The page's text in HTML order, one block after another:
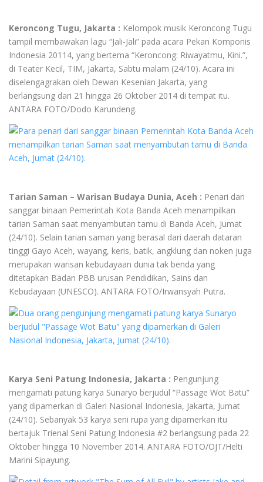
Keroncong Tugu, Jakarta : Kelompok musik Keroncong Tugu
tampil membawakan lagu “Jali-Jali” pada acara Pekan Komponis
Indonesia 20114, yang bertema “Keroncong: Riwayatmu, Kini.”,
di Teater Kecil, TIM, Jakarta, Sabtu malam (24/10). Acara ini
diselengagrakan oleh Dewan Kesenian Jakarta, yang
berlangsung dari 21 hingga 26 Oktober 2014 di tempat itu.
ANTARA FOTO/Dodo Karundeng.
Tarian Saman – Warisan Budaya Dunia, Aceh : Penari dari
sanggar binaan Pemerintah Kota Banda Aceh menampilkan
tarian Saman saat menyambutan tamu di Banda Aceh, Jumat
(24/10). Selain tarian saman yang berasal dari daerah dataran
tinggi Gayo Aceh, wayang, keris, batik, angklung dan noken juga
merupakan warisan kebudayaan dunia tak benda yang
ditetapkan Badan PBB urusan Pendidikan, Sains dan
Kebudayaan (UNESCO). ANTARA FOTO/Irwansyah Putra.
Karya Seni Patung Indonesia, Jakarta : Pengunjung
mengamati patung karya Sunaryo berjudul “Passage Wot Batu”
yang dipamerkan di Galeri Nasional Indonesia, Jakarta, Jumat
(24/10). Sebanyak 53 karya seni rupa yang dipamerkan itu
bertajuk Trienal Seni Patung Indonesia #2 berlangsung pada 22
Oktober hingga 10 November 2014. ANTARA FOTO/OJT/Helti
Marini Sipayung.